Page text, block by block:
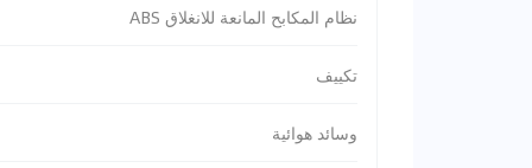
نظام المكابح المانعة للانغلاق ABS
تكييف
وسائد هوائية